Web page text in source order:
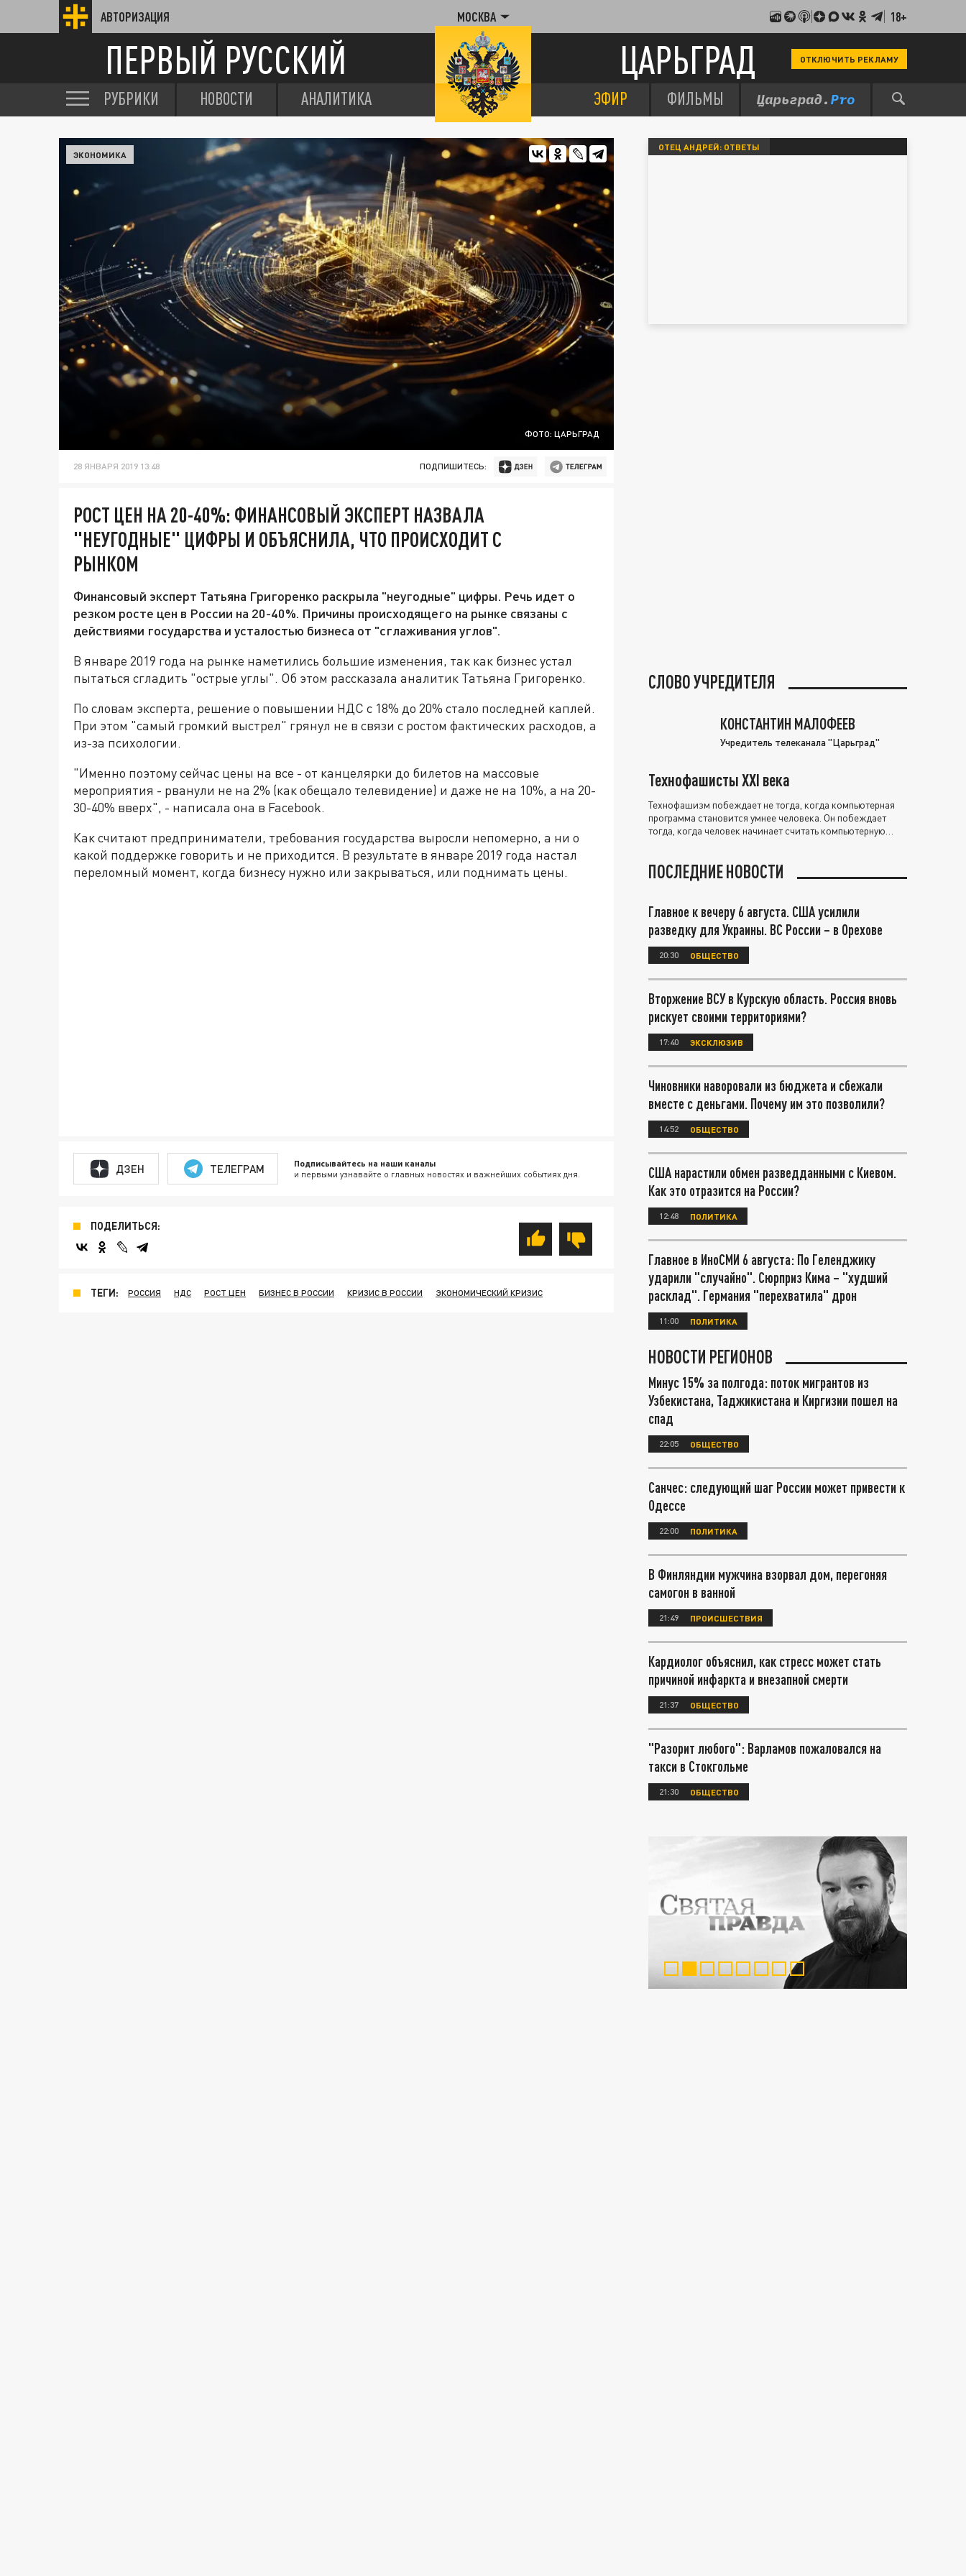
АВТОРИЗАЦИЯ МОСКВА 18+
ПЕРВЫЙ РУССКИЙ ЦАРЬГРАД ОТКЛЮЧИТЬ РЕКЛАМУ
РУБРИКИ НОВОСТИ АНАЛИТИКА ЭФИР ФИЛЬМЫ
ФОТО: ЦАРЬГРАД
ЭКОНОМИКА
28 ЯНВАРЯ 2019 13:48 ПОДПИШИТЕСЬ:
РОСТ ЦЕН НА 20-40%: ФИНАНСОВЫЙ ЭКСПЕРТ НАЗВАЛА
"НЕУГОДНЫЕ" ЦИФРЫ И ОБЪЯСНИЛА, ЧТО ПРОИСХОДИТ С
РЫНКОМ
Финансовый эксперт Татьяна Григоренко раскрыла "неугодные" цифры. Речь идет о
резком росте цен в России на 20-40%. Причины происходящего на рынке связаны с
действиями государства и усталостью бизнеса от "сглаживания углов".
В январе 2019 года на рынке наметились большие изменения, так как бизнес устал
пытаться сгладить "острые углы". Об этом рассказала аналитик Татьяна Григоренко.
По словам эксперта, решение о повышении НДС с 18% до 20% стало последней каплей.
При этом "самый громкий выстрел" грянул не в связи с ростом фактических расходов, а
из-за психологии.
"Именно поэтому сейчас цены на все - от канцелярки до билетов на массовые
мероприятия - рванули не на 2% (как обещало телевидение) и даже не на 10%, а на 20-
30-40% вверх", - написала она в Facebook.
Как считают предприниматели, требования государства выросли непомерно, а ни о
какой поддержке говорить и не приходится. В результате в январе 2019 года настал
переломный момент, когда бизнесу нужно или закрываться, или поднимать цены.
ДЗЕН ТЕЛЕГРАМ Подписывайтесь на наши каналы
и первыми узнавайте о главных новостях и важнейших событиях дня.
ПОДЕЛИТЬСЯ:
ТЕГИ: РОССИЯ НДС РОСТ ЦЕН БИЗНЕС В РОССИИ КРИЗИС В РОССИИ ЭКОНОМИЧЕСКИЙ КРИЗИС
ОТЕЦ АНДРЕЙ: ОТВЕТЫ
СЛОВО УЧРЕДИТЕЛЯ
КОНСТАНТИН МАЛОФЕЕВ
Учредитель телеканала "Царьград"
Технофашисты XXI века
Технофашизм побеждает не тогда, когда компьютерная
программа становится умнее человека. Он побеждает
тогда, когда человек начинает считать компьютерную
ПОСЛЕДНИЕ НОВОСТИ
Главное к вечеру 6 августа. США усилили
разведку для Украины. ВС России – в Орехове
20:30 ОБЩЕСТВО
Вторжение ВСУ в Курскую область. Россия вновь
рискует своими территориями?
17:40 ЭКСКЛЮЗИВ
Чиновники наворовали из бюджета и сбежали
вместе с деньгами. Почему им это позволили?
14:52 ОБЩЕСТВО
США нарастили обмен разведданными с Киевом.
Как это отразится на России?
12:48 ПОЛИТИКА
Главное в ИноСМИ 6 августа: По Геленджику
ударили "случайно". Сюрприз Кима – "худший
расклад". Германия "перехватила" дрон
11:00 ПОЛИТИКА
НОВОСТИ РЕГИОНОВ
Минус 15% за полгода: поток мигрантов из
Узбекистана, Таджикистана и Киргизии пошел на
спад
22:05 ОБЩЕСТВО
Санчес: следующий шаг России может привести к
Одессе
22:00 ПОЛИТИКА
В Финляндии мужчина взорвал дом, перегоняя
самогон в ванной
21:49 ПРОИСШЕСТВИЯ
Кардиолог объяснил, как стресс может стать
причиной инфаркта и внезапной смерти
21:37 ОБЩЕСТВО
"Разорит любого": Варламов пожаловался на
такси в Стокгольме
21:30 ОБЩЕСТВО